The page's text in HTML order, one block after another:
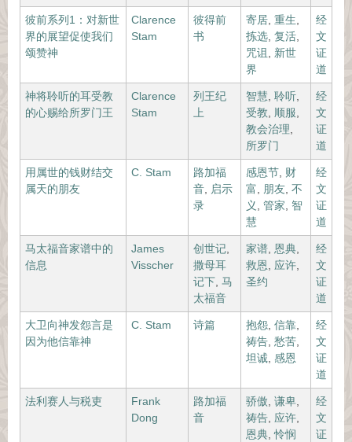
彼前系列1：对新世
界的展望促使我们
颂赞神
Clarence
Stam
彼得前
书
寄居 重生
拣选 复活
咒诅
新世
界
经
文
证
道
神将聆听的耳受教
的心赐给所罗门王
Clarence
Stam
列王纪
上
智慧 聆听
受教
顺服
教会治理
所罗门
经
文
证
道
用属世的钱财结交
属天的朋友
C. Stam
路加福
音
启示
录
感恩节 财
富
朋友 不
义
管家
智
慧
经
文
证
道
马太福音家谱中的
信息
James
Visscher
创世记
撒母耳
记下 马
太福音
家谱 恩典
救恩
应许
圣约
经
文
证
道
大卫向神发怨言是
因为他信靠神
C. Stam 诗篇 抱怨 信靠
祷告 愁苦
坦诚
感恩
经
文
证
道
法利赛人与税吏
Frank
Dong
路加福
音
骄傲 谦卑
祷告 应许
恩典 ,怜悯
经
文
证